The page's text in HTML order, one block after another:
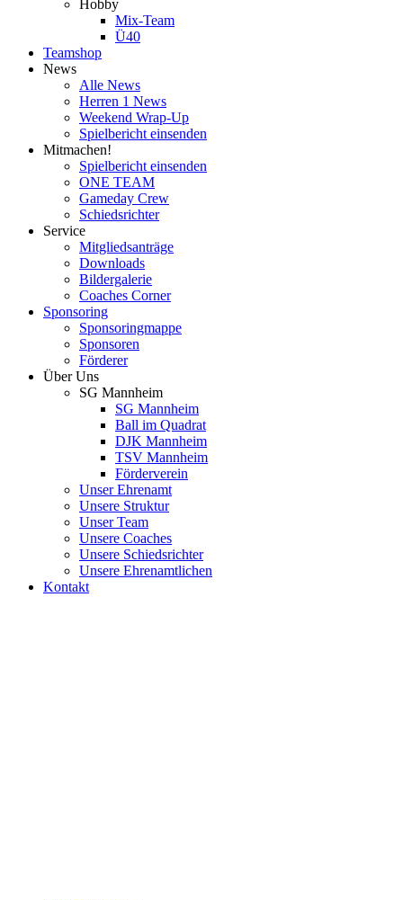
Hobby
Mix-Team
Ü40
Teamshop
News
Alle News
Herren 1 News
Weekend Wrap-Up
Spielbericht einsenden
Mitmachen!
Spielbericht einsenden
ONE TEAM
Gameday Crew
Schiedsrichter
Service
Mitgliedsanträge
Downloads
Bildergalerie
Coaches Corner
Sponsoring
Sponsoringmappe
Sponsoren
Förderer
Über Uns
SG Mannheim
SG Mannheim
Ball im Quadrat
DJK Mannheim
TSV Mannheim
Förderverein
Unser Ehrenamt
Unsere Struktur
Unser Team
Unsere Coaches
Unsere Schiedsrichter
Unsere Ehrenamtlichen
Kontakt